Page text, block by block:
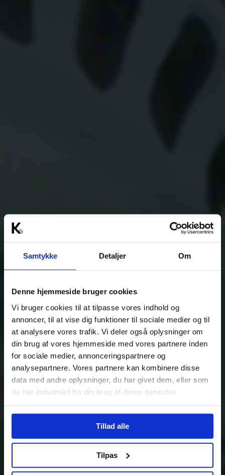
Samtykke Detaljer Om
Denne hjemmeside bruger cookies
Vi bruger cookies til at tilpasse vores indhold og
annoncer, til at vise dig funktioner til sociale medier og til
at analysere vores trafik. Vi deler også oplysninger om
din brug af vores hjemmeside med vores partnere inden
for sociale medier, annonceringspartnere og
analysepartnere. Vores partnere kan kombinere disse
data med andre oplysninger, du har givet dem, eller som
de har indsamlet fra din brug af deres tjenester.
Tillad alle
Tilpas